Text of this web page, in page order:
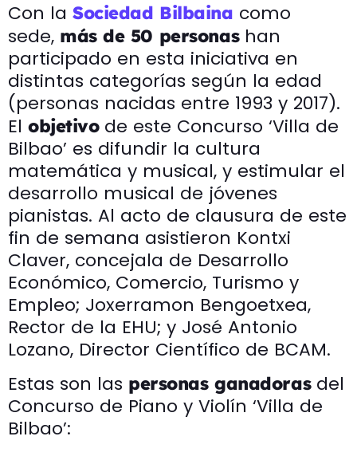
Con la Sociedad Bilbaina como
sede, más de 50 personashan
participado en esta iniciativa en
distintas categorías según la edad
(personas nacidas entre 1993 y 2017).
El objetivode este Concurso ‘Villa de
Bilbao’ es difundir la cultura
matemática y musical, y estimular el
desarrollo musical de jóvenes
pianistas. Al acto de clausura de este
fin de semana asistieron Kontxi
Claver, concejala de Desarrollo
Económico, Comercio, Turismo y
Empleo; Joxerramon Bengoetxea,
Rector de la EHU; y José Antonio
Lozano, Director Científico de BCAM.
Estas son las personas ganadorasdel
Concurso de Piano y Violín ‘Villa de
Bilbao’: